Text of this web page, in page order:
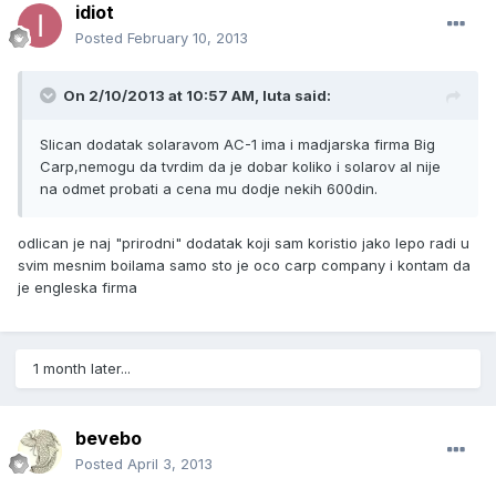
idiot
Posted February 10, 2013
On 2/10/2013 at 10:57 AM, luta said:
Slican dodatak solaravom AC-1 ima i madjarska firma Big
Carp,nemogu da tvrdim da je dobar koliko i solarov al nije
na odmet probati a cena mu dodje nekih 600din.
odlican je naj "prirodni" dodatak koji sam koristio jako lepo radi u
svim mesnim boilama samo sto je oco carp company i kontam da
je engleska firma
1 month later...
bevebo
Posted April 3, 2013